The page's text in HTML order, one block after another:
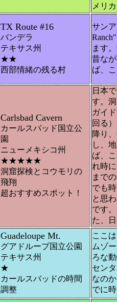
メリ
TX Route #16
バンデラ
テキサス州
★★
西部情緒の残る村
サン
ます
昔な
ば、
Carlsbad Cavern
カールスバッド国立公
園
ニューメキシコ州
★★★★★
洞窟探検とコウモリの
飛翔
超おすすめスポット！
日本
す。
ガイ
回る
降り
し、
ば、
れ時
まで
でも
と思
です
た、
Guadeloupe Mt.
グアドループ国立公園
テキサス州
★
カールスバッドの時間
調整
ここ
ムゾ
ろな
セン
なの
でに